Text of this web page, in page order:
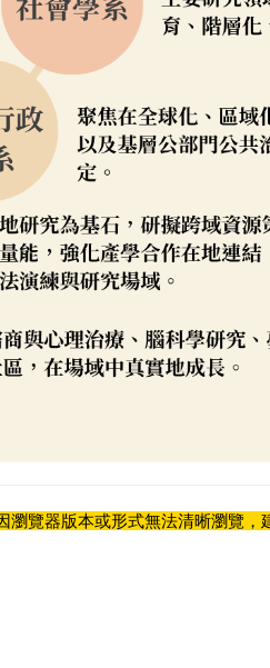
瀏覽器版本或形式無法清晰瀏覽，